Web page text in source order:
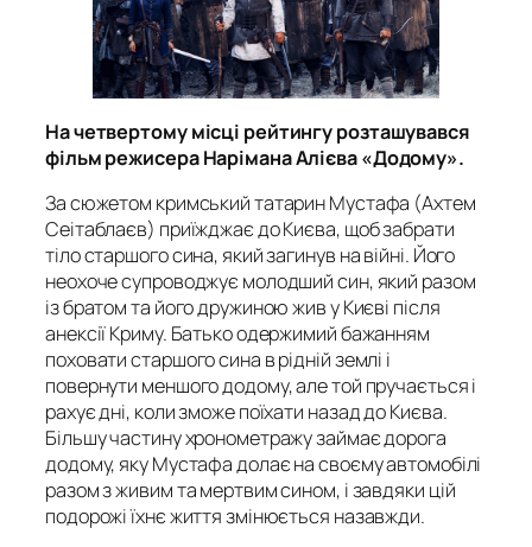
На четвертому місці рейтингу розташувався
фільм режисера Нарімана Алієва «Додому».
За сюжетом кримський татарин Мустафа (Ахтем
Сеітаблаєв) приїжджає до Києва, щоб забрати
тіло старшого сина, який загинув на війні. Його
неохоче супроводжує молодший син, який разом
із братом та його дружиною жив у Києві після
анексії Криму. Батько одержимий бажанням
поховати старшого сина в рідній землі і
повернути меншого додому, але той пручається і
рахує дні, коли зможе поїхати назад до Києва.
Більшу частину хронометражу займає дорога
додому, яку Мустафа долає на своєму автомобілі
разом з живим та мертвим сином, і завдяки цій
подорожі їхнє життя змінюється назавжди.